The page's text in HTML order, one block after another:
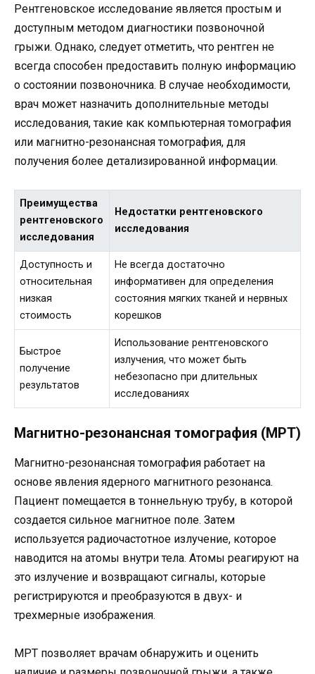
Рентгеновское исследование является простым и
доступным методом диагностики позвоночной
грыжи. Однако, следует отметить, что рентген не
всегда способен предоставить полную информацию
о состоянии позвоночника. В случае необходимости,
врач может назначить дополнительные методы
исследования, такие как компьютерная томография
или магнитно-резонансная томография, для
получения более детализированной информации.
Преимущества
рентгеновского
исследования
Недостатки рентгеновского
исследования
Доступность и
относительная
низкая
стоимость
Не всегда достаточно
информативен для определения
состояния мягких тканей и нервных
корешков
Быстрое
получение
результатов
Использование рентгеновского
излучения, что может быть
небезопасно при длительных
исследованиях
Магнитно-резонансная томография (МРТ)
Магнитно-резонансная томография работает на
основе явления ядерного магнитного резонанса.
Пациент помещается в тоннельную трубу, в которой
создается сильное магнитное поле. Затем
используется радиочастотное излучение, которое
наводится на атомы внутри тела. Атомы реагируют на
это излучение и возвращают сигналы, которые
регистрируются и преобразуются в двух- и
трехмерные изображения.
МРТ позволяет врачам обнаружить и оценить